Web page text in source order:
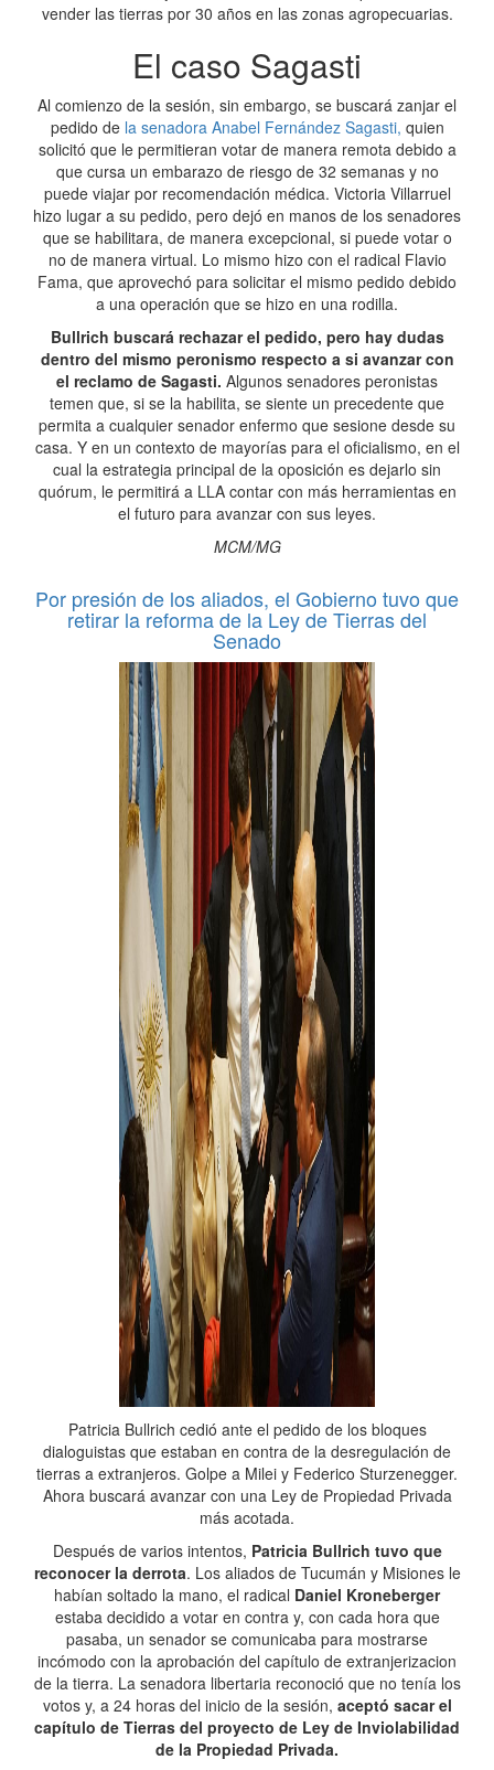
vender las tierras por 30 años en las zonas agropecuarias.
El caso Sagasti
Al comienzo de la sesión, sin embargo, se buscará zanjar el
pedido de la senadora Anabel Fernández Sagasti, quien
solicitó que le permitieran votar de manera remota debido a
que cursa un embarazo de riesgo de 32 semanas y no
puede viajar por recomendación médica. Victoria Villarruel
hizo lugar a su pedido, pero dejó en manos de los senadores
que se habilitara, de manera excepcional, si puede votar o
no de manera virtual. Lo mismo hizo con el radical Flavio
Fama, que aprovechó para solicitar el mismo pedido debido
a una operación que se hizo en una rodilla.
Bullrich buscará rechazar el pedido, pero hay dudas
dentro del mismo peronismo respecto a si avanzar con
el reclamo de Sagasti. Algunos senadores peronistas
temen que, si se la habilita, se siente un precedente que
permita a cualquier senador enfermo que sesione desde su
casa. Y en un contexto de mayorías para el oficialismo, en el
cual la estrategia principal de la oposición es dejarlo sin
quórum, le permitirá a LLA contar con más herramientas en
el futuro para avanzar con sus leyes.
MCM/MG
Por presión de los aliados, el Gobierno tuvo que
retirar la reforma de la Ley de Tierras del
Senado
Patricia Bullrich cedió ante el pedido de los bloques
dialoguistas que estaban en contra de la desregulación de
tierras a extranjeros. Golpe a Milei y Federico Sturzenegger.
Ahora buscará avanzar con una Ley de Propiedad Privada
más acotada.
Después de varios intentos, Patricia Bullrich tuvo que
reconocer la derrota. Los aliados de Tucumán y Misiones le
habían soltado la mano, el radical Daniel Kroneberger
estaba decidido a votar en contra y, con cada hora que
pasaba, un senador se comunicaba para mostrarse
incómodo con la aprobación del capítulo de extranjerizacion
de la tierra. La senadora libertaria reconoció que no tenía los
votos y, a 24 horas del inicio de la sesión, aceptó sacar el
capítulo de Tierras del proyecto de Ley de Inviolabilidad
de la Propiedad Privada.